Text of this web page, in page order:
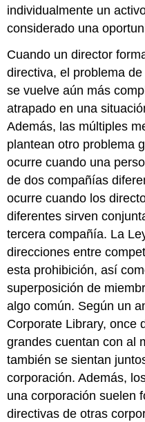
individualmente un
considerado una
Cuando un director
directiva, el problema
se vuelve aún más
atrapado en una
Además, las múltiples
plantean otro problema
ocurre cuando una
de dos compañías
ocurre cuando los
diferentes sirven
tercera compañía. La
direcciones entre
esta prohibición, así
superposición de
algo común. Según un
Corporate Library, once
grandes cuentan con al
también se sientan
corporación. Además,
una corporación suelen
directivas de otras